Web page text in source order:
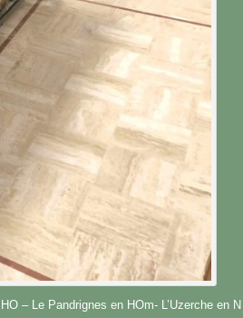
– Le Pandrignes en HOm- L’Uzerche en N .